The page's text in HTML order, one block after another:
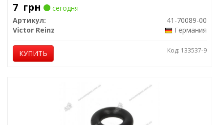
7 грн
сегодня
Артикул:
41-70089-00
Victor Reinz
Германия
КУПИТЬ Код: 133537-9